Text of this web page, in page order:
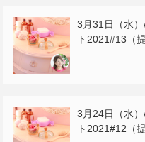
3月31日（水
ト2021#13（
3月24日（水
ト2021#12（